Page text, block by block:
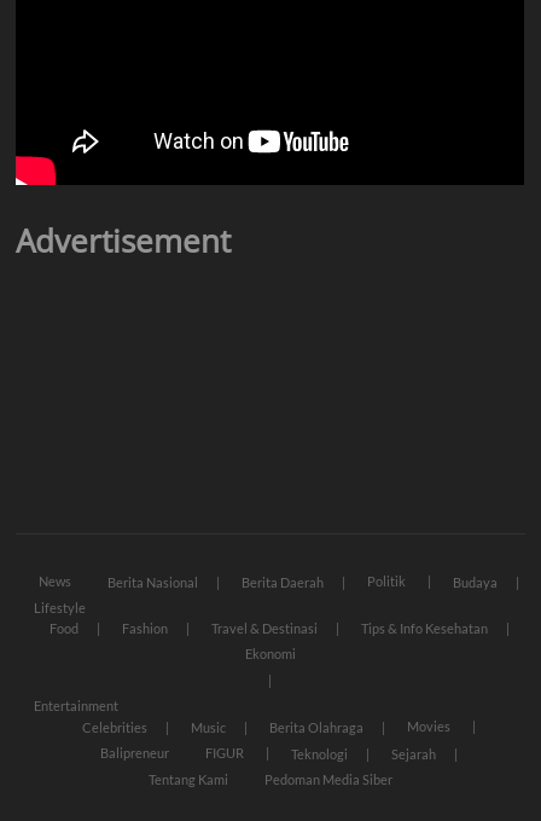
Advertisement
News Berita Nasional Berita Daerah Politik
Budaya
Lifestyle
Food
Fashion Travel & Destinasi
Tips & Info Kesehatan
Ekonomi
Entertainment
Celebrities
Music Berita Olahraga
Movies
Balipreneur
FIGUR Teknologi
Sejarah
Tentang Kami
Pedoman Media Siber